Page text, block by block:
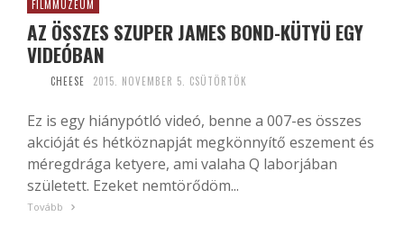
FILMMÚZEUM
AZ ÖSSZES SZUPER JAMES BOND-KÜTYÜ EGY
VIDEÓBAN
CHEESE 2015. NOVEMBER 5. CSÜTÖRTÖK
Ez is egy hiánypótló videó, benne a 007-es összes
akcióját és hétköznapját megkönnyítő eszement és
méregdrága ketyere, ami valaha Q laborjában
született. Ezeket nemtörődöm...
Tovább